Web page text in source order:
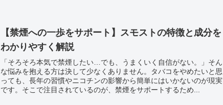
【禁煙への一歩をサポート】スモストの特徴と成分を
わかりやすく解説
「そろそろ本気で禁煙したい…でも、うまくいく自信がない。」そん
な悩みを抱える方は決して少なくありません。タバコをやめたいと思
っても、長年の習慣やニコチンの影響から簡単にはいかないのが現実
です。そこで注目されているのが、禁煙をサポートするため...